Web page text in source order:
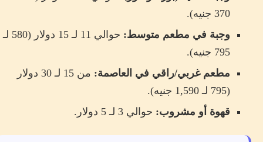
370 جنيه).
وجبة في مطعم متوسط:
حوالي 11 لـ 15 دولار (580 لـ
795 جنيه).
مطعم غربي/راقي في العاصمة:
من 15 لـ 30 دولار
(795 لـ 1,590 جنيه).
قهوة أو مشروب: حوالي 3 لـ 5 دولار.